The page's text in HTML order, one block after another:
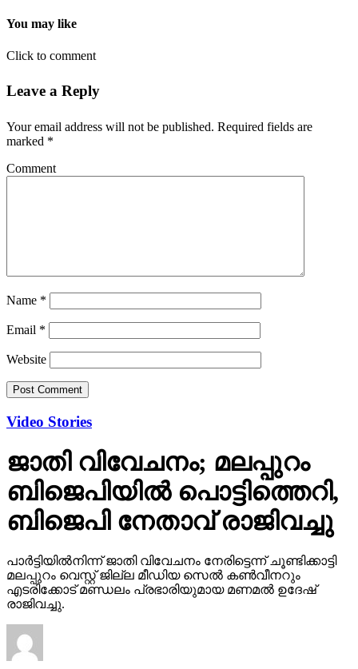
You may like
Click to comment
Leave a Reply
Your email address will not be published. Required fields are
marked *
Comment
Name *
Email *
Website
Video Stories
ജാതി വിവേചനം; മലപ്പുറം
ബിജെപിയില്‍ പൊട്ടിത്തെറി,
ബിജെപി നേതാവ് രാജിവച്ചു
പാര്‍ട്ടിയില്‍നിന്ന് ജാതി വിവേചനം നേരിട്ടെന്ന് ചൂണ്ടിക്കാട്ടി
മലപ്പുറം വെസ്റ്റ് ജില്ല മീഡിയ സെല്‍ കണ്‍വീനറും
എടരിക്കോട് മണ്ഡലം പ്രഭാരിയുമായ മണമല്‍ ഉദേഷ്
രാജിവച്ചു.